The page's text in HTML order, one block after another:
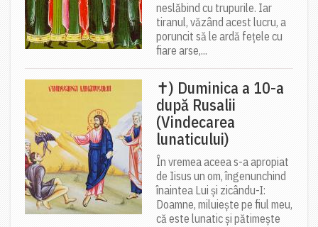
neslăbind cu trupurile. Iar
tiranul, văzând acest lucru, a
poruncit să le ardă fețele cu
fiare arse,...
✝) Duminica a 10-a
după Rusalii
(Vindecarea
lunaticului)
În vremea aceea s-a apropiat
de Iisus un om, îngenunchind
înaintea Lui și zicându-I:
Doamne, miluiește pe fiul meu,
că este lunatic și pătimește